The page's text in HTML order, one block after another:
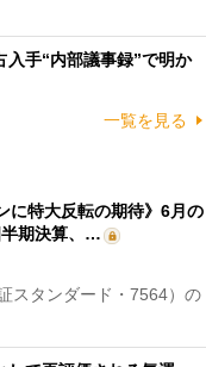
入手“内部議事録”で明か
一覧を見る
に特大反転の期待》6月の
半期決算、…
スタンダード・7564）の